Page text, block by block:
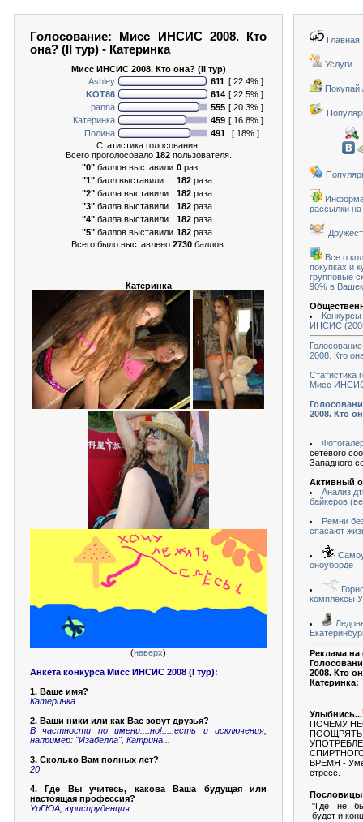
Голосование: Мисс ИНСИС 2008. Кто
она? (II тур) - Катеринка
Мисс ИНСИС 2008. Кто она? (II тур)
Ashley
611 [ 22.4% ]
KOT86
614 [ 22.5% ]
panna
555 [ 20.3% ]
Катеринка
459 [ 16.8% ]
Полина
491
[ 18% ]
Статистика голосования:
Всего проголосовалo 182пользователя.
"0" баллов выставили 0 раз.
"1" балл выставили 182 раза.
"2" балла выставили 182 раза.
"3" балла выставили 182 раза.
"4" балла выставили 182 раза.
"5" баллов выставили 182 раза.
Всего было выставлено 2730баллов.
Катеринка
(наверх)
Анкета конкурса Мисс ИНСИС 2008 (I тур):
1. Ваше имя?
Катеринка
2. Ваши ники или как Вас зовут друзья?
В частности по имени....но!.....есть и исключения,
например: "Изабелла", Катрина...
3. Сколько Вам полных лет?
20
4. Где Вы учитесь, какова Ваша будущая или
настоящая профессия?
УрГЮА, юриспруденция
Главная
Услуги
Покупай
рассылки на
Все о
покупках и
групповые
90% в
ИНСИС
2008. Кто
Статистика
Мисс
2008. Кто
сетевого
Западного
Активный
Анализ
байкеров
Ремни
спасают
сноуборде
комплексы
Реклама на
2008. Кто
Катеринка:
Улыбнись...
ПОЧЕМУ
ПООЩPЯТЬ
ВPЕМЯ -
стресс.
"Где не
будет и